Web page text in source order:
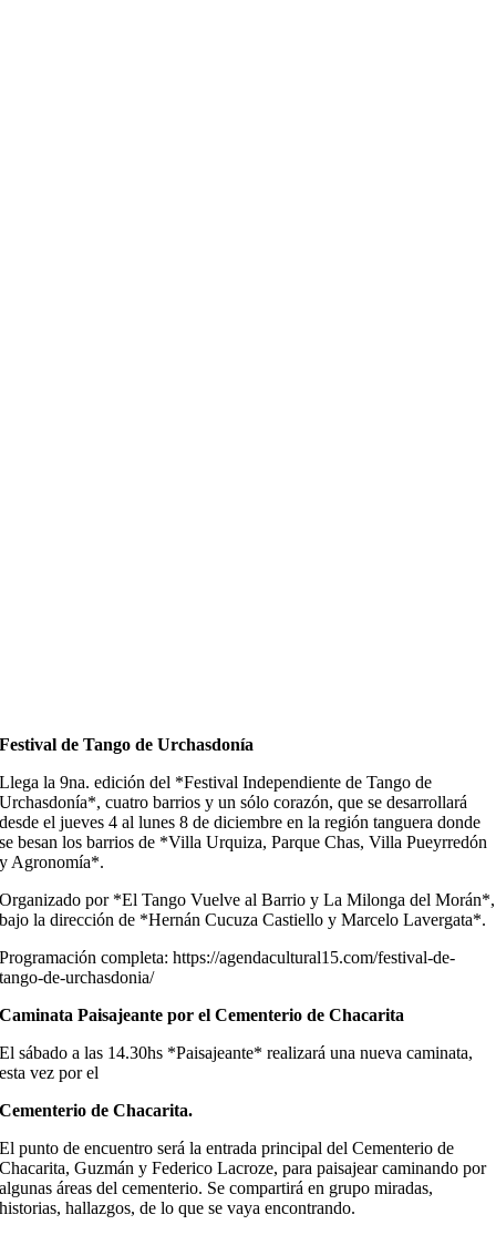
Festival de Tango de Urchasdonía
Llega la 9na. edición del *Festival Independiente de Tango de
Urchasdonía*, cuatro barrios y un sólo corazón, que se desarrollará
desde el jueves 4 al lunes 8 de diciembre en la región tanguera donde
se besan los barrios de *Villa Urquiza, Parque Chas, Villa Pueyrredón
y Agronomía*.
Organizado por *El Tango Vuelve al Barrio y La Milonga del Morán*,
bajo la dirección de *Hernán Cucuza Castiello y Marcelo Lavergata*.
Programación completa: https://agendacultural15.com/festival-de-
tango-de-urchasdonia/
Caminata Paisajeante por el Cementerio de Chacarita
El sábado a las 14.30hs *Paisajeante* realizará una nueva caminata,
esta vez por el
Cementerio de Chacarita.
El punto de encuentro será la entrada principal del Cementerio de
Chacarita, Guzmán y Federico Lacroze, para paisajear caminando por
algunas áreas del cementerio. Se compartirá en grupo miradas,
historias, hallazgos, de lo que se vaya encontrando.